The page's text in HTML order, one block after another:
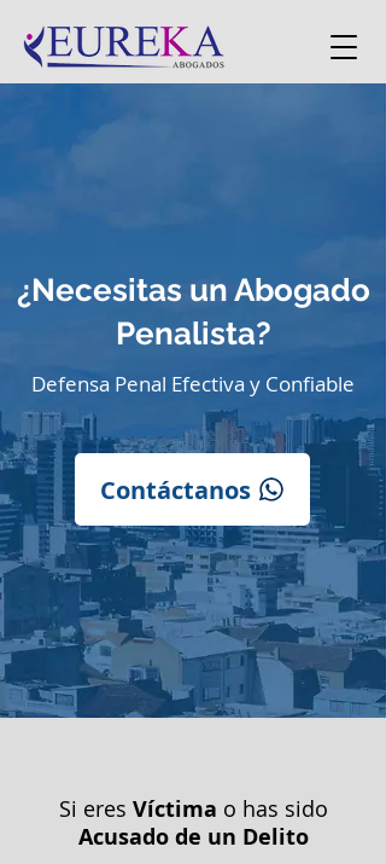
¿Necesitas un Abogado
Penalista?
Defensa Penal Efectiva y Confiable
Contáctanos
Si eres Víctima o has sido
Acusado de un Delito